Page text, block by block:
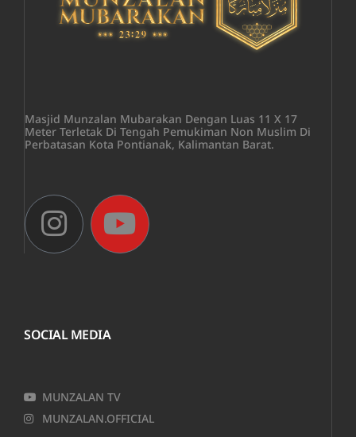
Masjid Munzalan Mubarakan Dengan Luas 11 X 17
Meter Terletak Di Tengah Pemukiman Non Muslim Di
Perbatasan Kota Pontianak, Kalimantan Barat.
SOCIAL MEDIA
MUNZALAN TV
MUNZALAN.OFFICIAL